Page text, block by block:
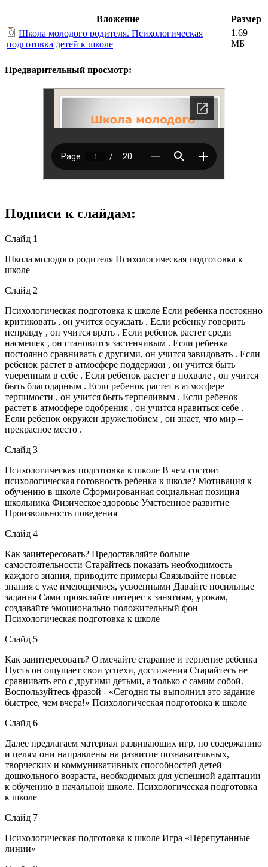
Вложение
Размер
Школа молодого родителя. Психологическая
подготовка детей к школе
1.69
МБ
Предварительный просмотр:
Подписи к слайдам:
Слайд 1
Школа молодого родителя Психологическая подготовка к
школе
Слайд 2
Психологическая подготовка к школе Если ребенка постоянно
критиковать , он учится осуждать . Если ребенку говорить
неправду , он учится врать . Если ребенок растет среди
насмешек , он становится застенчивым . Если ребенка
постоянно сравнивать с другими, он учится завидовать . Если
ребенок растет в атмосфере поддержки , он учится быть
уверенным в себе . Если ребенок растет в похвале , он учится
быть благодарным . Если ребенок растет в атмосфере
терпимости , он учится быть терпеливым . Если ребенок
растет в атмосфере одобрения , он учится нравиться себе .
Если ребенок окружен дружелюбием , он знает, что мир –
прекрасное место .
Слайд 3
Психологическая подготовка к школе В чем состоит
психологическая готовность ребенка к школе? Мотивация к
обучению в школе Сформированная социальная позиция
школьника Физическое здоровье Умственное развитие
Произвольность поведения
Слайд 4
Как заинтересовать? Предоставляйте больше
самостоятельности Старайтесь показать необходимость
каждого знания, приводите примеры Связывайте новые
знания с уже имеющимися, усвоенными Давайте посильные
задания Сами проявляйте интерес к занятиям, урокам,
создавайте эмоционально положительный фон
Психологическая подготовка к школе
Слайд 5
Как заинтересовать? Отмечайте старание и терпение ребенка
Пусть он ощущает свои успехи, достижения Старайтесь не
сравнивать его с другими детьми, а только с самим собой.
Воспользуйтесь фразой - «Сегодня ты выполнил это задание
быстрее, чем вчера!» Психологическая подготовка к школе
Слайд 6
Далее предлагаем материал развивающих игр, по содержанию
и целям они направлены на развитие познавательных,
творческих и коммуникативных способностей детей
дошкольного возраста, необходимых для успешной адаптации
к обучению в начальной школе. Психологическая подготовка
к школе
Слайд 7
Психологическая подготовка к школе Игра «Перепутанные
линии»